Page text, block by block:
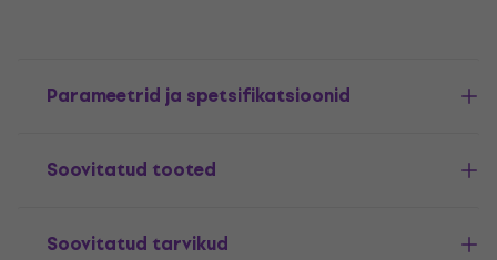
Parameetrid ja spetsifikatsioonid
Soovitatud tooted
Soovitatud tarvikud